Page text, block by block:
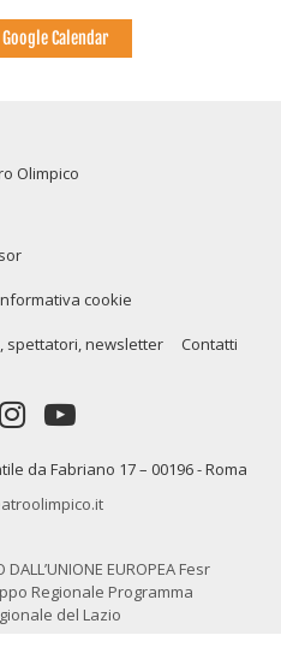
Calendar
cookie
spettatori, newsletter Contatti
da Fabriano 17 – 00196 - Roma
EUROPEA Fesr
Regionale Programma
del Lazio